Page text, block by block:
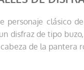
personaje clásico
disfraz de tipo
de la pantera